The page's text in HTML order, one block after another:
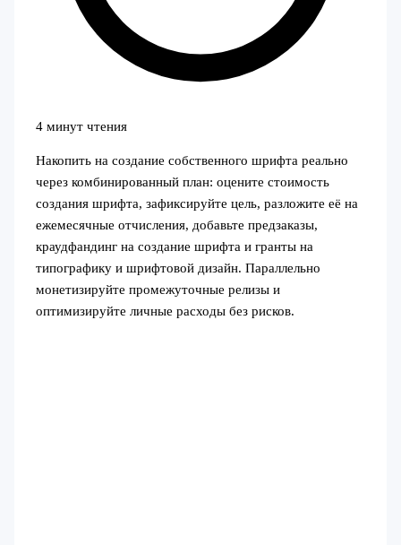
4 минут чтения
Накопить на создание собственного шрифта реально
через комбинированный план: оцените стоимость
создания шрифта, зафиксируйте цель, разложите её на
ежемесячные отчисления, добавьте предзаказы,
краудфандинг на создание шрифта и гранты на
типографику и шрифтовой дизайн. Параллельно
монетизируйте промежуточные релизы и
оптимизируйте личные расходы без рисков.